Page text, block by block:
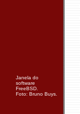
Janela do
software
FreeBSD.
Foto: Bruno Buys.